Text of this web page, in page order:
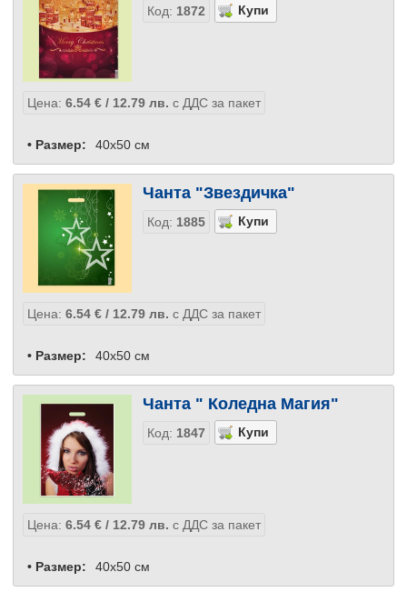
Код: 1872
Цена: 6.54 €/ 12.79 лв. с ДДС за пакет
• Размер: 40x50 см
Чанта "Звездичка"
Код: 1885
Цена: 6.54 €/ 12.79 лв. с ДДС за пакет
• Размер: 40x50 см
Чанта " Коледна Магия"
Код: 1847
Цена: 6.54 €/ 12.79 лв. с ДДС за пакет
• Размер: 40х50 см